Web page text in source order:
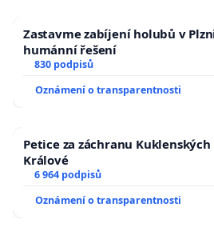
Zastavme zabíjení holubů v
humánní řešení
830 podpisů
Oznámení o transparentnosti
Petice za záchranu
Králové
6 964 podpisů
Oznámení o transparentnosti